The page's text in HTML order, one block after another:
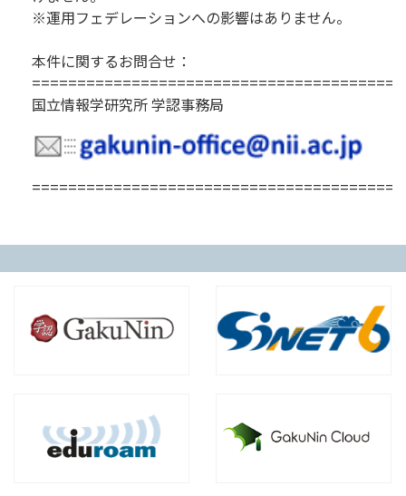
※運用フェデレーションへの影響はありません。
本件に関するお問合せ：
国立情報学研究所 学認事務局